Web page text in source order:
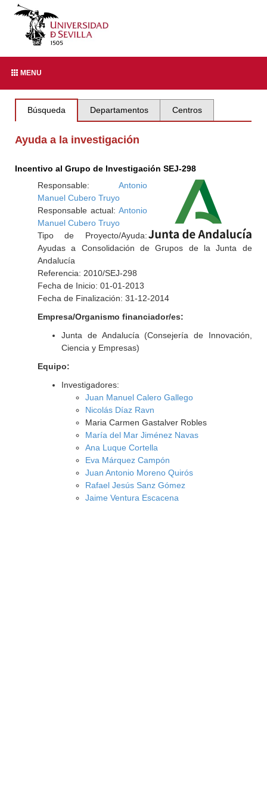
MENU
Búsqueda Departamentos Centros
Ayuda a la investigación
Incentivo al Grupo de Investigación SEJ-298
Responsable: Antonio
Manuel Cubero Truyo
Responsable actual: Antonio
Manuel Cubero Truyo
Tipo de Proyecto/Ayuda:
Ayudas a Consolidación de Grupos de la Junta de
Andalucía
Referencia: 2010/SEJ-298
Fecha de Inicio: 01-01-2013
Fecha de Finalización: 31-12-2014
Empresa/Organismo financiador/es:
Junta de Andalucía (Consejería de Innovación,
Ciencia y Empresas)
Equipo:
Investigadores:
Juan Manuel Calero Gallego
Nicolás Díaz Ravn
Maria Carmen Gastalver Robles
María del Mar Jiménez Navas
Ana Luque Cortella
Eva Márquez Campón
Juan Antonio Moreno Quirós
Rafael Jesús Sanz Gómez
Jaime Ventura Escacena